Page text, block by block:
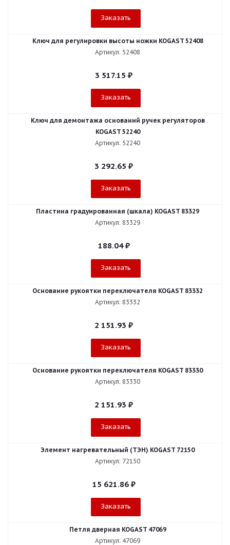
Заказать
Ключ для регулировки высоты ножки KOGAST 52408
Артикул: 52408
3 517.15 ₽
Заказать
Ключ для демонтажа оснований ручек регуляторов
KOGAST 52240
Артикул: 52240
3 292.65 ₽
Заказать
Пластина градуированная (шкала) KOGAST 83329
Артикул: 83329
188.04₽
Заказать
Основание рукоятки переключателя KOGAST 83332
Артикул: 83332
2 151.93 ₽
Заказать
Основание рукоятки переключателя KOGAST 83330
Артикул: 83330
2 151.93 ₽
Заказать
Элемент нагревательный (ТЭН) KOGAST 72150
Артикул: 72150
15 621.86₽
Заказать
Петля дверная KOGAST 47069
Артикул: 47069